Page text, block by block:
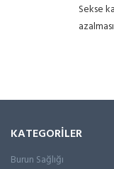
Sekse
azalması
KATEGORİLER
Burun Sağlığı